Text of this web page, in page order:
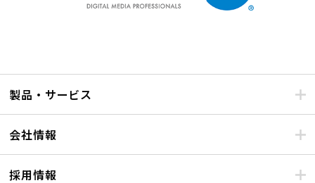
製品・サービス
会社情報
採用情報